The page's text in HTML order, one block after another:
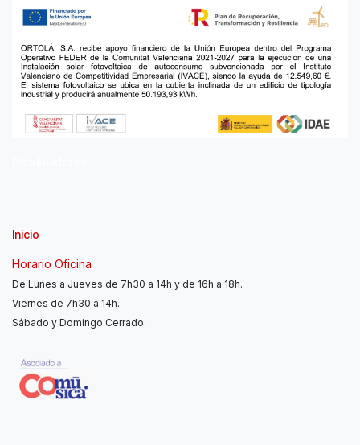
Inicio
Horario Oficina
De Lunes a Jueves de 7h30 a 14h y de 16h a 18h.
Viernes de 7h30 a 14h.
Sábado y Domingo Cerrado.